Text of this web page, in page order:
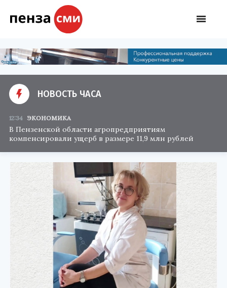
НОВОСТЬ ЧАСА
12:34 ЭКОНОМИКА
В Пензенской области агропредприятиям
компенсировали ущерб в размере 11,9 млн рублей